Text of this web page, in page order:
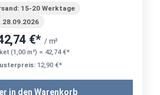
15-20 Werktage
28.09.2026
€* / m²
(1,00 m²) = 42,74 €*
12,90 €*
in den Warenkorb